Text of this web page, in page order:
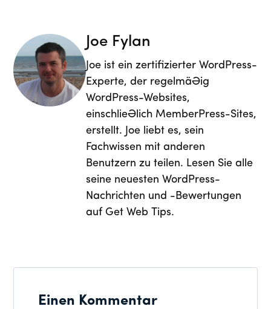
Joe Fylan
Joe ist ein zertifizierter WordPress-
Experte, der regelmäßig
WordPress-Websites,
einschließlich MemberPress-Sites,
erstellt. Joe liebt es, sein
Fachwissen mit anderen
Benutzern zu teilen. Lesen Sie alle
seine neuesten WordPress-
Nachrichten und -Bewertungen
auf Get Web Tips.
Einen Kommentar